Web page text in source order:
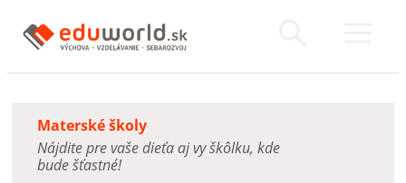
Materské školy
Nájdite pre vaše dieťa aj vy škôlku, kde
bude šťastné!